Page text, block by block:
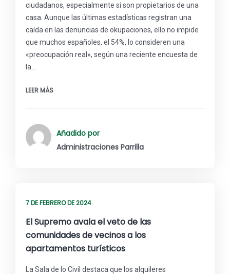
ciudadanos, especialmente si son propietarios de una
casa. Aunque las últimas estadísticas registran una
caída en las denuncias de okupaciones, ello no impide
que muchos españoles, el 54%, lo consideren una
«preocupación real», según una reciente encuesta de
la…
LEER MÁS
Añadido por
Administraciones Parrilla
7 DE FEBRERO DE 2024
El Supremo avala el veto de las
comunidades de vecinos a los
apartamentos turísticos
La Sala de lo Civil destaca que los alquileres